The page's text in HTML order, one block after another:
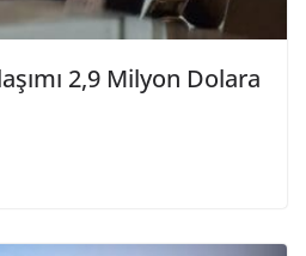
2,9 Milyon Dolara